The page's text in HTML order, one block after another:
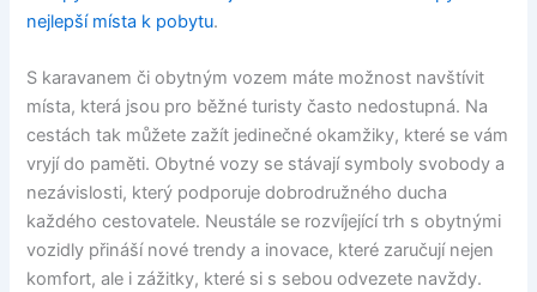
nejlepší místa k pobytu.
S karavanem či obytným vozem máte možnost navštívit
místa, která jsou pro běžné turisty často nedostupná. Na
cestách tak můžete zažít jedinečné okamžiky, které se vám
vryjí do paměti. Obytné vozy se stávají symboly svobody a
nezávislosti, který podporuje dobrodružného ducha
každého cestovatele. Neustále se rozvíjející trh s obytnými
vozidly přináší nové trendy a inovace, které zaručují nejen
komfort, ale i zážitky, které si s sebou odvezete navždy.